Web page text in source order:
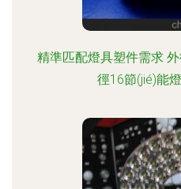
精準匹配燈具塑件需求
徑16節(jié)能